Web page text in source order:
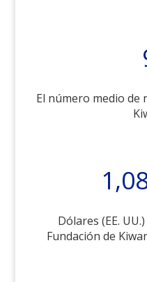
El número medio de
Dólares (EE.
Fundación de